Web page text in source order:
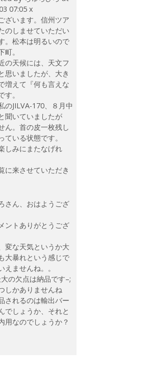
07:05 x
ざいます。信州ツア
のしませていただい
。松本は明るいので
町。
の天候には、天文フ
思いましたが、大き
増えて『何も言えな
す。
のJILVA-170、８月中
聞いていましたが
ん。首の皮一枚残し
ている状態です。
しみにまたなげれ
に来させていただき
さん、おはようござ
ントありがとうござ
変な天気というか大
大暴れという感じで
えませんね。。
大の欠点は納品です–;
しかありませんね
されるのは輸出バー
でしょうか、それと
用なのでしょうか？